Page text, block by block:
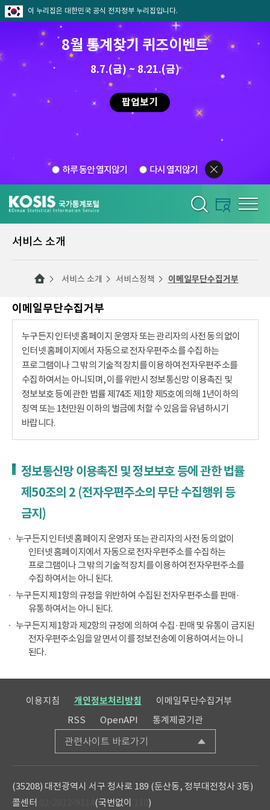
이 누리집은 대한민국 공식 전자정부 누리집입니다.
8월 통계찾기 퀴즈이벤트
8.7.(금) ~ 8.21.(금)
팝업보기
하루 동안 열지않기 다시 열지않기
서비스 소개
서비스 소개 서비스정책 이메일무단수집거부
이메일무단수집거부
누구든지 인터넷 홈페이지 운영자 또는 관리자의 사전 동의 없이
인터넷 홈페이지에서 자동으로 전자우편주소를 수집하는
프로그램이나 그 밖의 기술적 장치를 이용하여 전자우편주소를
수집하여서는 아니되며, 이를 위반시 정보통신망 이용촉진 및
정보보호 등에 관한 법률 제74조 제1항 제5호에 의해 1년이하의
징역 또는 1천만원 이하의 벌금에 처할 수 있음을 유념하시기
바랍니다.
정보통신망 이용촉진 및 정보보호 등에 관한 법률
제50조의 2 (전자우편주소의 무단 수집행위 등
금지)
누구든지 인터넷 홈페이지 운영자 또는 관리자의 사전 동의 없이
인터넷 홈페이지에서 자동으로 전자우편주소를 수집하는
프로그램이나 그 밖의 기술적 장치를 이용하여 전자우편주소를
수집하여서는 아니 된다.
누구든지 제1항의 규정을 위반하여 수집된 전자우편주소를 판매·
유통하여서는 아니 된다.
누구든지 제1항과 제2항의 규정에 의하여 수집·판매 및 유통이 금지된
전자우편주소임을 알면서 이를 정보전송에 이용하여서는 아니
된다.
이용지침 개인정보처리방침
이메일무단수집거부
RSS
OpenAPI 통계제공기관
관련사이트 바로가기
(35208) 대전광역시 서구 청사로 189 (둔산동, 정부대전청사 3동)
콜센터
(국번없이 )